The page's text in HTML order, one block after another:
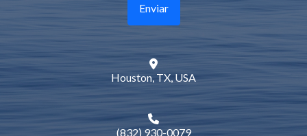
Enviar
Houston, TX, USA
(832) 930-0079